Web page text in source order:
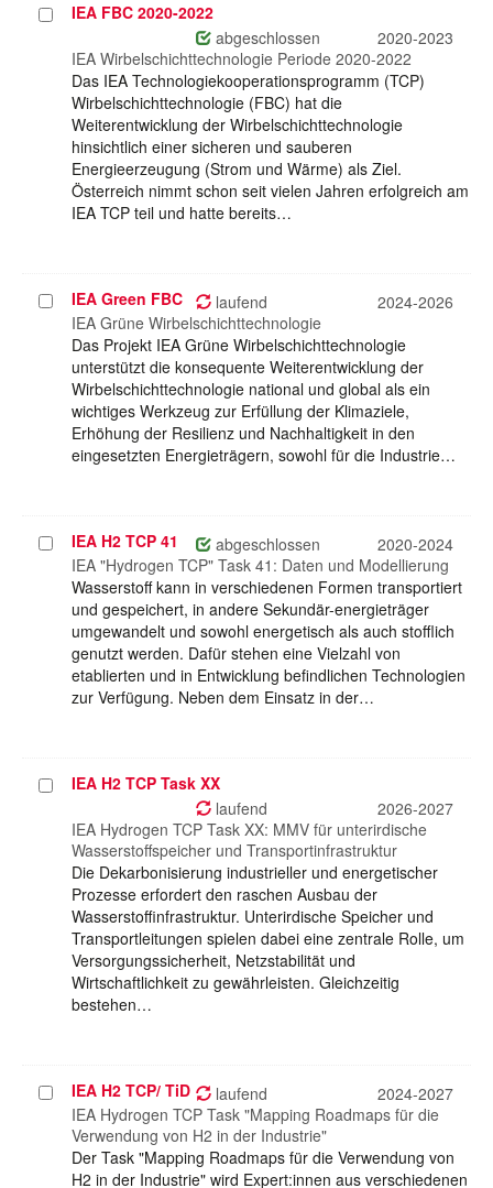
ProjektIEA FBC 2020-2022
abgeschlossen
2020-2023
IEA Wirbelschichttechnologie Periode 2020-2022
Das IEA Technologiekooperationsprogramm (TCP)
Wirbelschichttechnologie (FBC) hat die
Weiterentwicklung der Wirbelschichttechnologie
hinsichtlich einer sicheren und sauberen
Energieerzeugung (Strom und Wärme) als Ziel.
Österreich nimmt schon seit vielen Jahren erfolgreich am
IEA TCP teil und hatte bereits…
Projekt
auswählen
IEA Green FBC laufend
2024-2026
IEA Grüne Wirbelschichttechnologie
Das Projekt IEA Grüne Wirbelschichttechnologie
unterstützt die konsequente Weiterentwicklung der
Wirbelschichttechnologie national und global als ein
wichtiges Werkzeug zur Erfüllung der Klimaziele,
Erhöhung der Resilienz und Nachhaltigkeit in den
eingesetzten Energieträgern, sowohl für die Industrie…
Projekt
auswählen
IEA H2 TCP 41 abgeschlossen
2020-2024
IEA "Hydrogen TCP" Task 41: Daten und Modellierung
Wasserstoff kann in verschiedenen Formen transportiert
und gespeichert, in andere Sekundär-energieträger
umgewandelt und sowohl energetisch als auch stofflich
genutzt werden. Dafür stehen eine Vielzahl von
etablierten und in Entwicklung befindlichen Technologien
zur Verfügung. Neben dem Einsatz in der…
ProjektIEA H2 TCP Task XX
laufend
2026-2027
IEA Hydrogen TCP Task XX: MMV für unterirdische
Wasserstoffspeicher und Transportinfrastruktur
Die Dekarbonisierung industrieller und energetischer
Prozesse erfordert den raschen Ausbau der
Wasserstoffinfrastruktur. Unterirdische Speicher und
Transportleitungen spielen dabei eine zentrale Rolle, um
Versorgungssicherheit, Netzstabilität und
Wirtschaftlichkeit zu gewährleisten. Gleichzeitig
bestehen…
Projekt
auswählen
IEA H2 TCP/ TiD laufend
2024-2027
IEA Hydrogen TCP Task "Mapping Roadmaps für die
Verwendung von H2 in der Industrie"
Der Task "Mapping Roadmaps für die Verwendung von
H2 in der Industrie" wird Expert:innen aus verschiedenen